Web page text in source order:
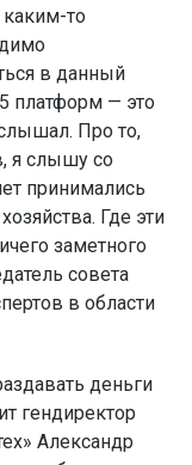
каким-то
в данный
платформ — это
Про то,
я слышу со
принимались
Где эти
заметного
совета
в области
деньги
гендиректор
Александр